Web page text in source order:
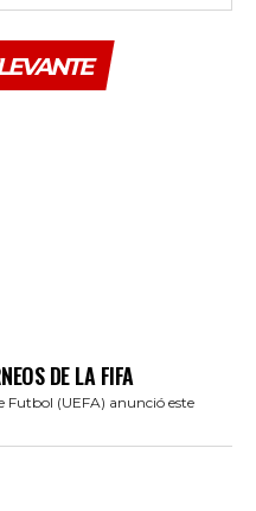
DE LA FIFA
Futbol (UEFA) anunció este